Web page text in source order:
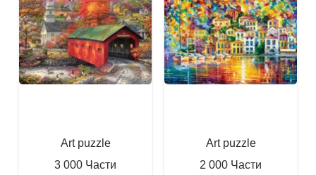
Art puzzle
3 000 Части
Art puzzle
2 000 Части